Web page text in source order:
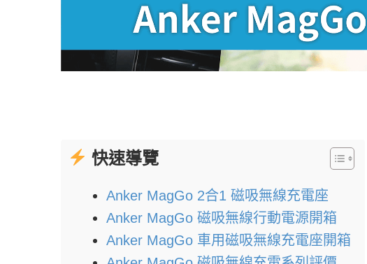
快速導覽
Anker MagGo 2合1 磁吸無線充電座
Anker MagGo 磁吸無線行動電源開箱
Anker MagGo 車用磁吸無線充電座開箱